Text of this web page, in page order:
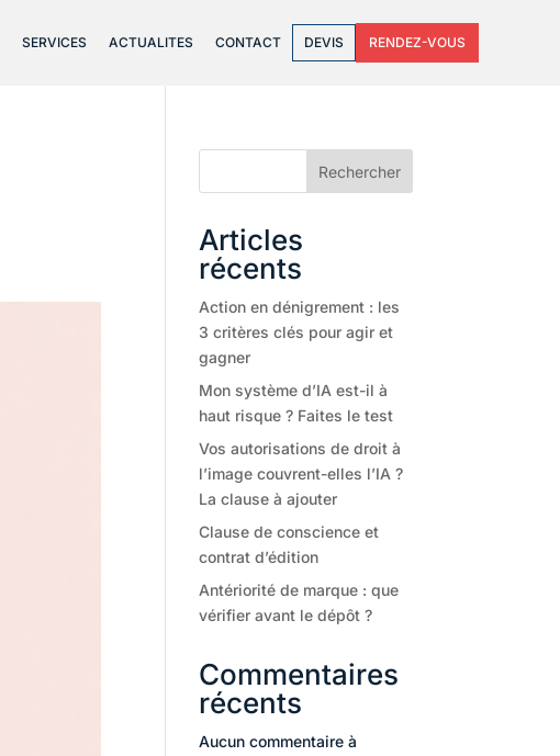
SERVICES ACTUALITES CONTACT DEVIS RENDEZ-VOUS
Rechercher
Articles
récents
Action en dénigrement : les
3 critères clés pour agir et
gagner
Mon système d’IA est-il à
haut risque ? Faites le test
Vos autorisations de droit à
l’image couvrent-elles l’IA ?
La clause à ajouter
Clause de conscience et
contrat d’édition
Antériorité de marque : que
vérifier avant le dépôt ?
Commentaires
récents
Aucun commentaire à